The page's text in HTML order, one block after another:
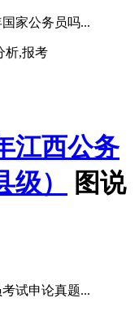
家公务员吗...
析,报考
江西公务
）
图说
试申论真题...